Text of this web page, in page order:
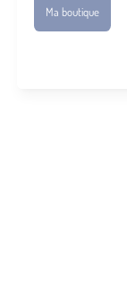
Ma boutique